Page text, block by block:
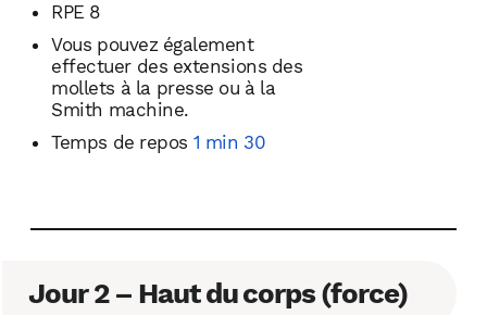
RPE 8
Vous pouvez également
effectuer des extensions des
mollets à la presse ou à la
Smith machine.
Temps de repos 1 min 30
Jour 2 – Haut du corps (force)